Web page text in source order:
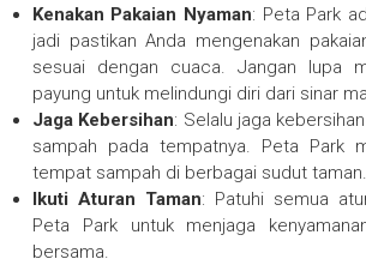
Kenakan Pakaian Nyaman: Peta Park
jadi pastikan Anda mengenakan
sesuai dengan cuaca. Jangan lupa
payung untuk melindungi diri dari sinar
Jaga Kebersihan: Selalu jaga
sampah pada tempatnya. Peta Park
tempat sampah di berbagai sudut taman.
Ikuti Aturan Taman: Patuhi semua
Peta Park untuk menjaga
bersama.